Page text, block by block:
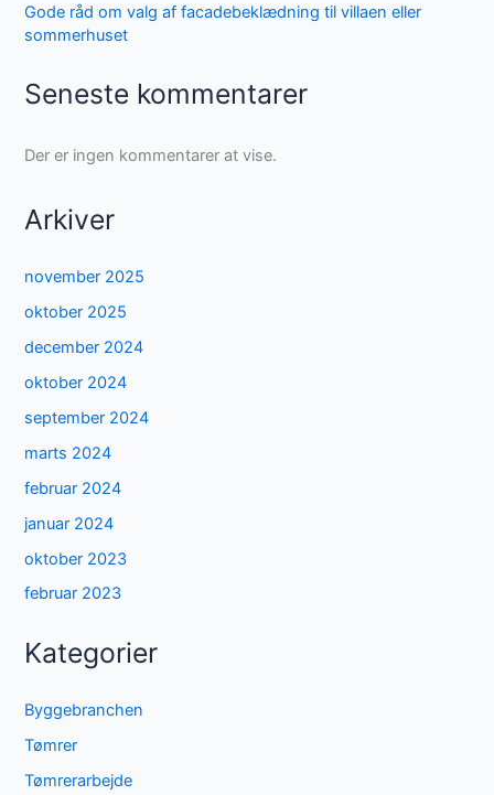
Gode råd om valg af facadebeklædning til villaen eller
sommerhuset
Seneste kommentarer
Der er ingen kommentarer at vise.
Arkiver
november 2025
oktober 2025
december 2024
oktober 2024
september 2024
marts 2024
februar 2024
januar 2024
oktober 2023
februar 2023
Kategorier
Byggebranchen
Tømrer
Tømrerarbejde